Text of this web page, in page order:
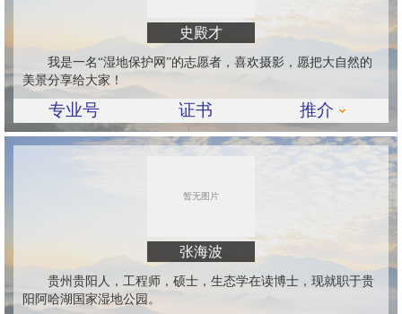
史殿才
我是一名“湿地保护网”的志愿者，喜欢摄影，愿把大自然的
美景分享给大家！
专业号 证书 推介
张海波
贵州贵阳人，工程师，硕士，生态学在读博士，现就职于贵
阳阿哈湖国家湿地公园。